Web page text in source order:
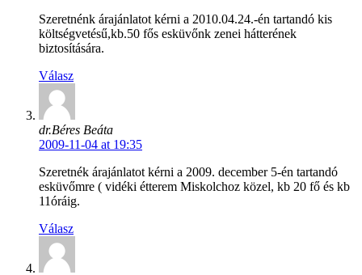
Szeretnénk árajánlatot kérni a 2010.04.24.-én tartandó kis
költségvetésű,kb.50 fős esküvőnk zenei hátterének
biztosítására.
Válasz
dr.Béres Beáta
2009-11-04 at 19:35
Szeretnék árajánlatot kérni a 2009. december 5-én tartandó
esküvőmre ( vidéki étterem Miskolchoz közel, kb 20 fő és kb
11óráig.
Válasz